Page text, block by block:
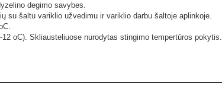
degimo savybes.
su šaltu variklio užvedimu ir variklio darbu šaltoje aplinkoje.
oC). Skliausteliuose nurodytas stingimo tempertūros pokytis.